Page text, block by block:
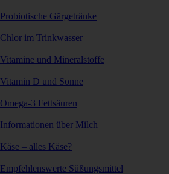
Probiotische Gärgetränke
Chlor im Trinkwasser
Vitamine und Mineralstoffe
Vitamin D und Sonne
Omega-3 Fettsäuren
Informationen über Milch
Käse – alles Käse?
Empfehlenswerte Süßungsmittel